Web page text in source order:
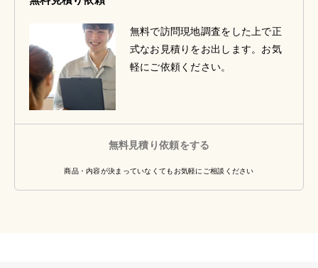
無料で訪問現地調査をした上で正
式なお見積りをお出します。お気
軽にご依頼ください。
無料見積り依頼をする
商品・内容が決まっていなくてもお気軽にご相談ください